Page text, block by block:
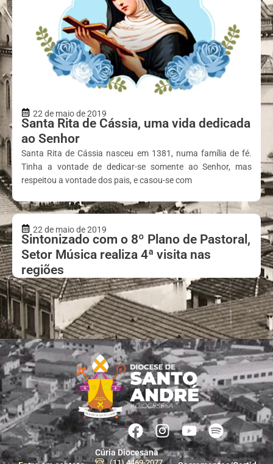
22 de maio de 2019
Santa Rita de Cássia, uma vida dedicada
ao Senhor
Santa Rita de Cássia nasceu em 1381, numa família de fé.
Tinha a vontade de dedicar-se somente ao Senhor, mas
respeitou a vontade dos pais, e casou-se com
22 de maio de 2019
Sintonizado com o 8º Plano de Pastoral,
Setor Música realiza 4ª visita nas
regiões
Cúria Diocesana